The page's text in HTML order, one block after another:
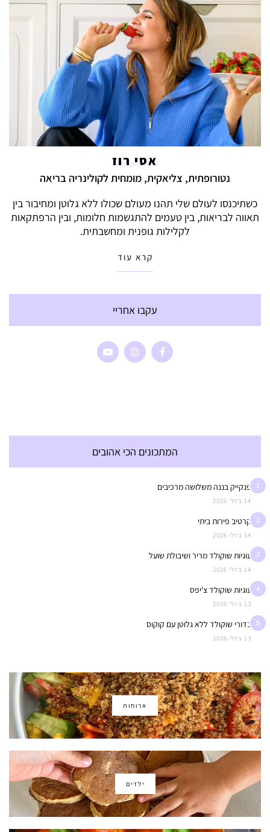
אסי רוז
נטורופתית, צליאקית, מומחית לקולינריה בריאה
כשתיכנסו לעולם שלי תהנו מעולם שכולו ללא גלוטן ומחיבור בין
תאווה לבריאות, בין טעמים להתגשמות חלומות, ובין הרפתקאות
לקלילות גופנית ומחשבתית.
קרא עוד
עקבו אחריי
המתכונים הכי אהובים
1 פנקייק בננה משלושה מרכיבים
14 ביולי 2026
2 קרטיב פירות ביתי
14 ביולי 2026
3 עוגיות שוקולד מריר ושיבולת שועל
14 ביולי 2026
4 עוגיות שוקולד צ'יפס
13 ביולי 2026
5 כדורי שוקולד ללא גלוטן עם קוקוס
13 ביולי 2026
ארוחות
ילדים